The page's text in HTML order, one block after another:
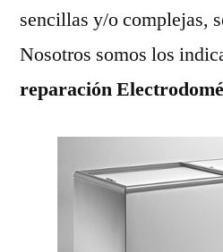
sencillas y/o complejas,
Nosotros somos los
reparación